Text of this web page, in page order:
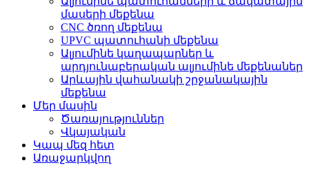
մասերի մեքենա
CNC ծռող մեքենա
UPVC պատուհանի մեքենա
Ալյումինե կաղապարներ և
արդյունաբերական ալյումինե մեքենաներ
Արևային վահանակի շրջանակային
մեքենա
Մեր մասին
Ծառայություններ
Վկայական
Կապ մեզ հետ
Առաջարկվող